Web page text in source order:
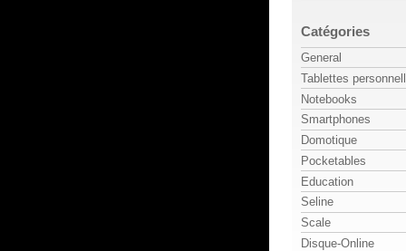
Catégories
General
Tablettes
Notebooks
Smartphones
Domotique
Pocketables
Education
Seline
Scale
Disque-Online